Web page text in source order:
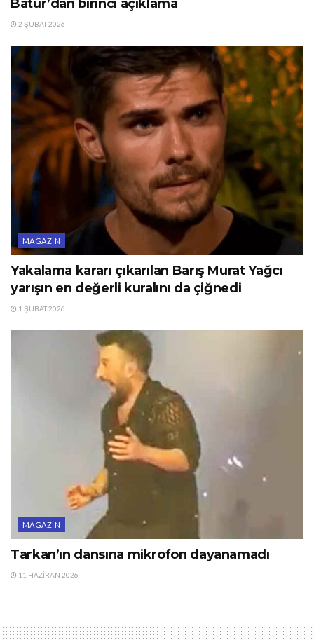
Batur’dan birinci açıklama
2 ŞUBAT 2026
MAGAZIN
Yakalama kararı çıkarılan Barış Murat Yağcı
yarışın en değerli kuralını da çiğnedi
1 ŞUBAT 2026
MAGAZIN
Tarkan’ın dansına mikrofon dayanamadı
11 HAZIRAN 2026